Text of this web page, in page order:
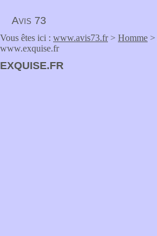
Avis 73
Vous êtes ici : www.avis73.fr> Homme >
www.exquise.fr
EXQUISE.FR